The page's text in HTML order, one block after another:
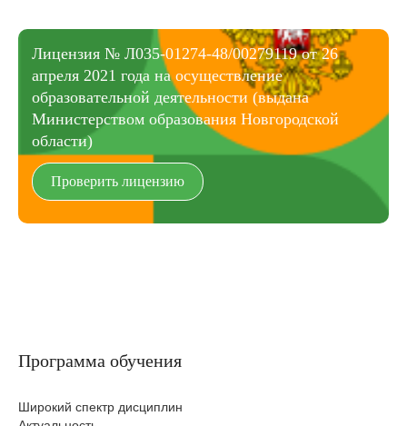
Лицензия № Л035-01274-48/00279119 от 26
апреля 2021 года на осуществление
образовательной деятельности (выдана
Министерством образования Новгородской
области)
Проверить лицензию
Программа обучения
Широкий спектр дисциплин